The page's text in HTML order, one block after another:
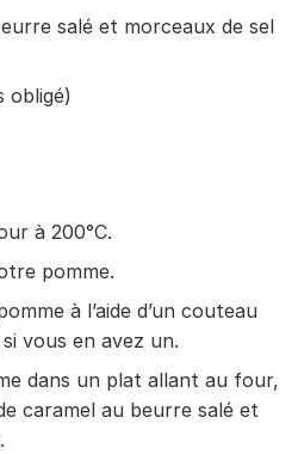
salé et morceaux de sel
obligé)
à 200°C.
pomme.
à l’aide d’un couteau
vous en avez un.
dans un plat allant au four,
caramel au beurre salé et